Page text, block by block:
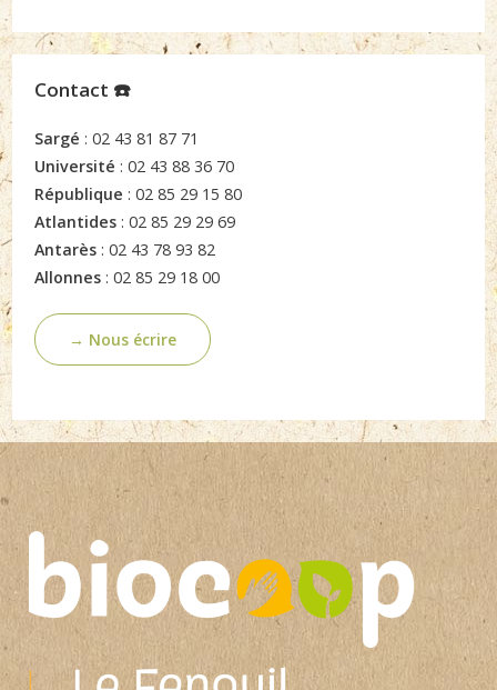
Contact ☎️
Sargé : 02 43 81 87 71
Université : 02 43 88 36 70
République : 02 85 29 15 80
Atlantides : 02 85 29 29 69
Antarès : 02 43 78 93 82
Allonnes : 02 85 29 18 00
→ Nous écrire